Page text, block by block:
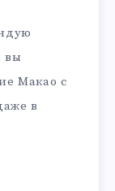
вы
Макао с
в